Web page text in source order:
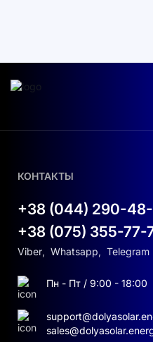
КОНТАКТЫ
+38 (044) 290-
+38 (075) 355-77-
Viber, Whatsapp, Telegram
Пн - Пт / 9:00 - 18:00